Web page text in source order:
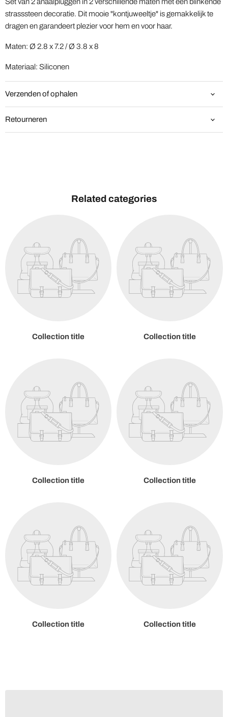
strasssteen decoratie. Dit mooie "kontjuweeltje" is gemakkelijk te
dragen en garandeert plezier voor hem en voor haar.
Maten: Ø 2.8 x 7.2 / Ø 3.8 x 8
Materiaal: Siliconen
Verzenden of ophalen
Retourneren
Related categories
Collection title Collection title
Collection title Collection title
Collection title Collection title